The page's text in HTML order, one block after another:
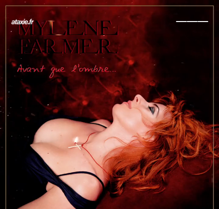
← Retour
Ajouter à ma collection Ajouter à ma wishlist
Comparer cet objet Voir ma collection